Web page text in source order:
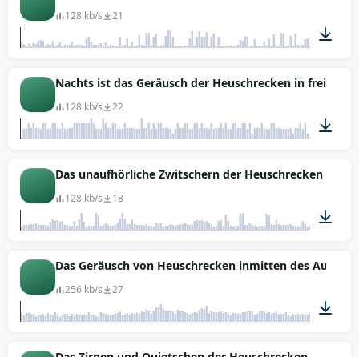
128 kb/s 21
00:46
Nachts ist das Geräusch der Heuschrecken in freier
128 kb/s 22
00:44
Das unaufhörliche Zwitschern der Heuschrecken
128 kb/s 18
00:47
Das Geräusch von Heuschrecken inmitten des
256 kb/s 27
00:48